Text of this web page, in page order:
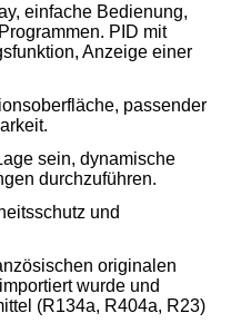
einfache Bedienung,
PID mit
Anzeige einer
passender
sein, dynamische
durchzuführen.
und
originalen
wurde und
(R134a, R404a, R23)